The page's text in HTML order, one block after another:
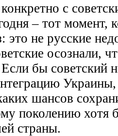
с
– тот момент,
это не русские
осознали,
бы советский
Украины,
шансов
поколению хотя
страны.